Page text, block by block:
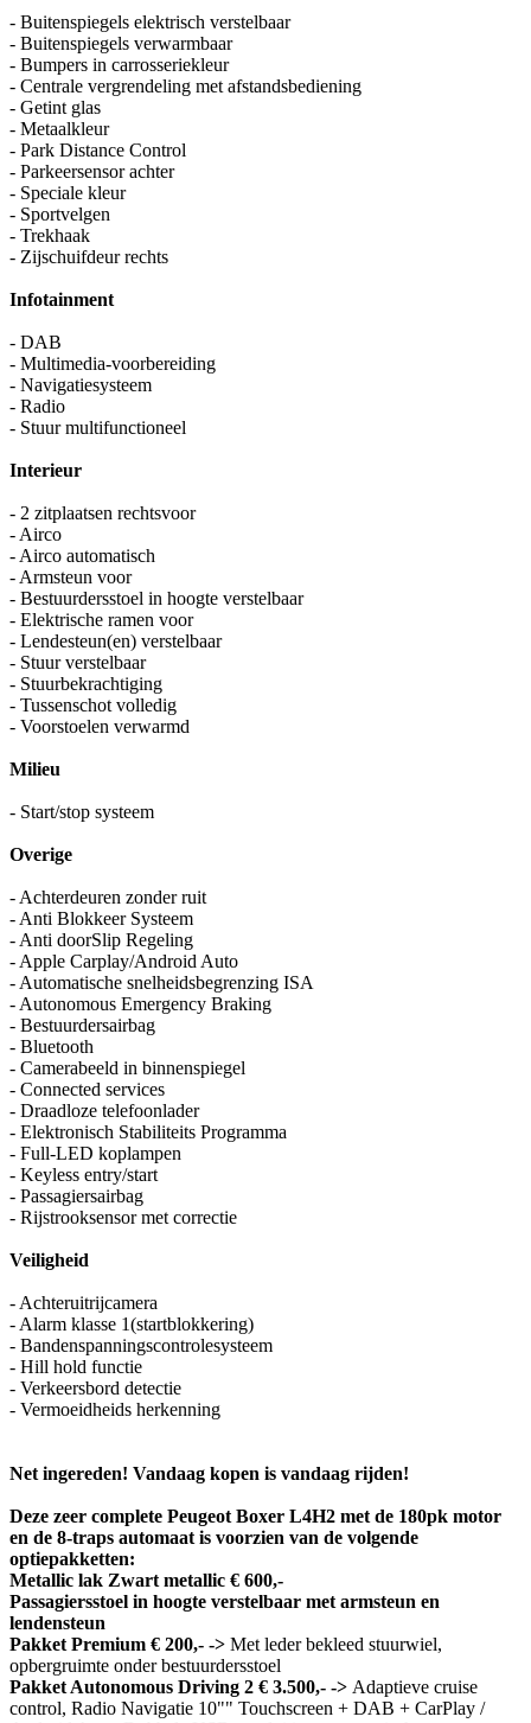
- Buitenspiegels elektrisch verstelbaar
- Buitenspiegels verwarmbaar
- Bumpers in carrosseriekleur
- Centrale vergrendeling met afstandsbediening
- Getint glas
- Metaalkleur
- Park Distance Control
- Parkeersensor achter
- Speciale kleur
- Sportvelgen
- Trekhaak
- Zijschuifdeur rechts
Infotainment
- DAB
- Multimedia-voorbereiding
- Navigatiesysteem
- Radio
- Stuur multifunctioneel
Interieur
- 2 zitplaatsen rechtsvoor
- Airco
- Airco automatisch
- Armsteun voor
- Bestuurdersstoel in hoogte verstelbaar
- Elektrische ramen voor
- Lendesteun(en) verstelbaar
- Stuur verstelbaar
- Stuurbekrachtiging
- Tussenschot volledig
- Voorstoelen verwarmd
Milieu
- Start/stop systeem
Overige
- Achterdeuren zonder ruit
- Anti Blokkeer Systeem
- Anti doorSlip Regeling
- Apple Carplay/Android Auto
- Automatische snelheidsbegrenzing ISA
- Autonomous Emergency Braking
- Bestuurdersairbag
- Bluetooth
- Camerabeeld in binnenspiegel
- Connected services
- Draadloze telefoonlader
- Elektronisch Stabiliteits Programma
- Full-LED koplampen
- Keyless entry/start
- Passagiersairbag
- Rijstrooksensor met correctie
Veiligheid
- Achteruitrijcamera
- Alarm klasse 1(startblokkering)
- Bandenspanningscontrolesysteem
- Hill hold functie
- Verkeersbord detectie
- Vermoeidheids herkenning
Net ingereden! Vandaag kopen is vandaag rijden!
Deze zeer complete Peugeot Boxer L4H2 met de 180pk motor
en de 8-traps automaat is voorzien van de volgende
optiepakketten:
Metallic lak Zwart metallic € 600,-
Passagiersstoel in hoogte verstelbaar met armsteun en
lendensteun
Pakket Premium € 200,- -> Met leder bekleed stuurwiel,
opbergruimte onder bestuurdersstoel
Pakket Autonomous Driving 2 € 3.500,- -> Adaptieve cruise
control, Radio Navigatie 10"" Touchscreen + DAB + CarPlay /